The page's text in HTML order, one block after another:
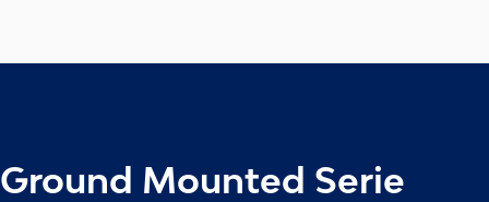
Ground Mounted Serie